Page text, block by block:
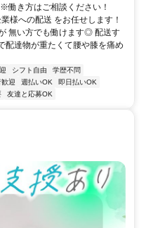
働き方はご相談ください！
様への配送 をお任せします！
無い方でも働けます◎ 配送す
配達物が重たくて腰や膝を痛め
シフト自由
学歴不問
迎 週払いOK
即日払いOK
友達と応募OK